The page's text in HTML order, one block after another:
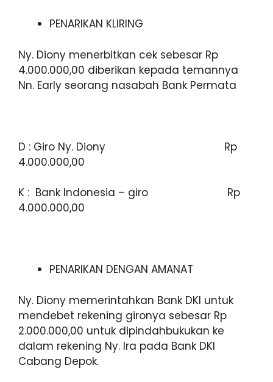
PENARIKAN KLIRING
Ny. Diony menerbitkan cek sebesar Rp
4.000.000,00 diberikan kepada temannya
Nn. Early seorang nasabah Bank Permata
D : Giro Ny. Diony Rp
4.000.000,00
K : Bank Indonesia – giro Rp
4.000.000,00
PENARIKAN DENGAN AMANAT
Ny. Diony memerintahkan Bank DKI untuk
mendebet rekening gironya sebesar Rp
2.000.000,00 untuk dipindahbukukan ke
dalam rekening Ny. Ira pada Bank DKI
Cabang Depok.